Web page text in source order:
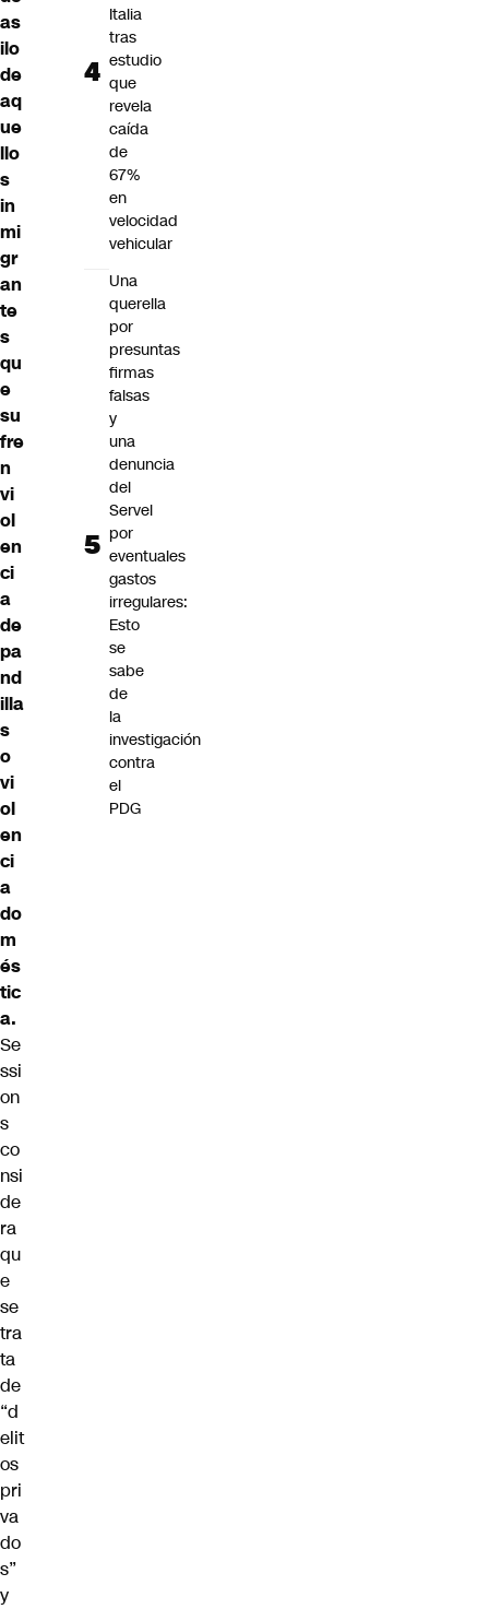
as
ilo
de
aq
ue
llo
s
in
mi
gr
an
te
s
qu
e
su
fre
n
vi
ol
en
ci
a
de
pa
nd
illa
s
o
vi
ol
en
ci
a
do
m
és
tic
a.
Se
ssi
on
s
co
nsi
de
ra
qu
e
se
tra
ta
de
“d
elit
os
pri
va
do
s”
y
Italia
tras
estudio
que
revela
caída
de
67%
en
velocidad
vehicular
Una
querella
por
presuntas
firmas
falsas
y
una
denuncia
del
Servel
por
eventuales
gastos
irregulares:
Esto
se
sabe
de
la
investigación
contra
el
PDG